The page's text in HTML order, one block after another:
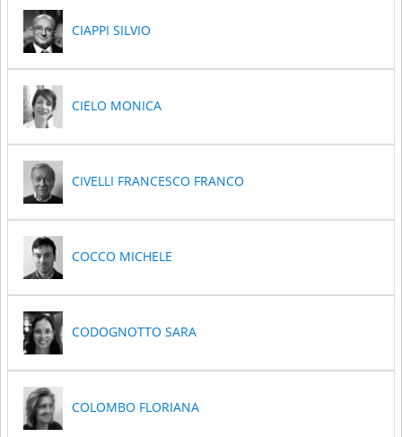
CIAPPI SILVIO
CIELO MONICA
CIVELLI FRANCESCO FRANCO
COCCO MICHELE
CODOGNOTTO SARA
COLOMBO FLORIANA